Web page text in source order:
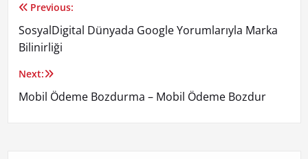
Yazı
gezinmesi
Previous:
SosyalDigital Dünyada Google Yorumlarıyla Marka
Bilinirliği
Next:
Mobil Ödeme Bozdurma – Mobil Ödeme Bozdur